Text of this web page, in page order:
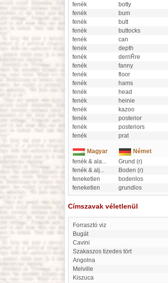
fenék
botty
fenék
bum
fenék
butt
fenék
buttocks
fenék
can
fenék
depth
fenék
derriŔre
fenék
fanny
fenék
floor
fenék
hams
fenék
head
fenék
heinie
fenék
kazoo
fenék
posterior
fenék
posteriors
fenék
prat
Magyar
Német
fenék & ala...
Grund (r)
fenék & alj...
Boden (r)
feneketlen
bodenlos
feneketlen
grundlos
Címszavak véletlenül
Forrasztó viz
Bugát
Cavini
Szakaszos tizedes tört
Angolna
Melville
Kiszuca